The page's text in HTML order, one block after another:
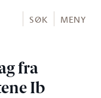
SØK MENY
fra
Ib